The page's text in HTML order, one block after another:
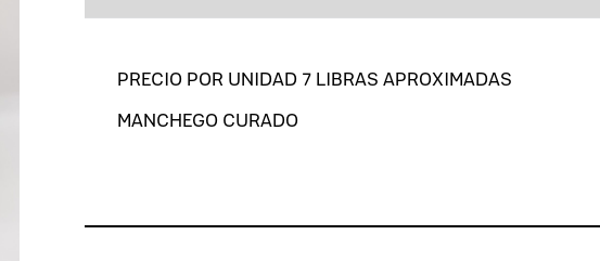
PRECIO POR UNIDAD 7 LIBRAS APROXIMADAS
MANCHEGO CURADO